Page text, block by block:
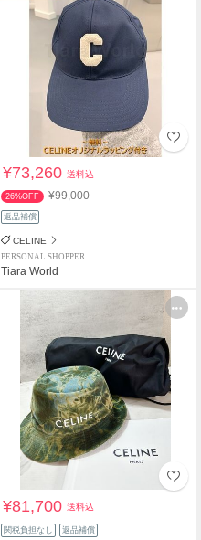
¥73,260送料込
26%OFF ¥99,000
返品補償
CELINE
PERSONAL SHOPPER
Tiara World
¥81,700送料込
関税負担なし 返品補償